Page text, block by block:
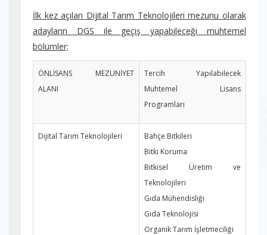
İlk kez açılan Dijital Tarım Teknolojileri mezunu olarak
adayların DGS ile geçiş yapabileceği muhtemel
bölümler;
ÖNLİSANS MEZUNİYET
ALANI
Tercih Yapılabilecek
Muhtemel Lisans
Programları
Dijital Tarım Teknolojileri
Bahçe Bitkileri
Bitki Koruma
Bitkisel Üretim ve
Teknolojileri
Gıda Mühendisliği
Gıda Teknolojisi
Organik Tarım İşletmeciliği